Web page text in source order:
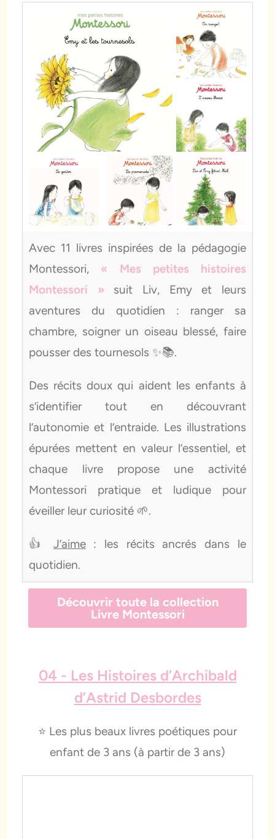
Avec 11 livres inspirées de la pédagogie
Montessori, « Mes petites histoires
Montessori » suit Liv, Emy et leurs
aventures du quotidien : ranger sa
chambre, soigner un oiseau blessé, faire
pousser des tournesols ✨📚.
Des récits doux qui aident les enfants à
s’identifier tout en découvrant
l’autonomie et l’entraide. Les illustrations
épurées mettent en valeur l’essentiel, et
chaque livre propose une activité
Montessori pratique et ludique pour
éveiller leur curiosité 🌱.
👍 J’aime: les récits ancrés dans le
quotidien.
Découvrir toute la collection
Livre Montessori
04 - Les Histoires d’Archibald
d’Astrid Desbordes
⭐️ Les plus beaux livres poétiques pour
enfant de 3 ans (à partir de 3 ans)